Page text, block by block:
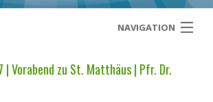
NAVIGATION
| Vorabend zu St. Matthäus | Pfr. Dr.